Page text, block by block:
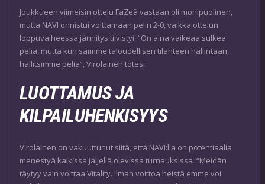
Joukkueen viimeisin ottelu FaZeä vastaan oli monipuolinen,
mutta NAVI onnistui voittamaan pelin 2-0, vaikka ottelun
loppuvaiheessa jännitys tiivistyi. “On aina vaikeaa sulkea
peliä, mutta kun saimme taloudellisen tilanteen hallintaan,
hallitsimme peliä”, Virolainen totesi.
LUOTTAMUS JA
KILPAILUHENKISYYS
Virolainen on vakuuttunut siitä, että NAVI:lla on potentiaalia
menestyä kaikissa jäljellä olevissa turnauksissa. “Meidän
täytyy vain voittaa Vitality. Ilman voittoa heistä emme voi